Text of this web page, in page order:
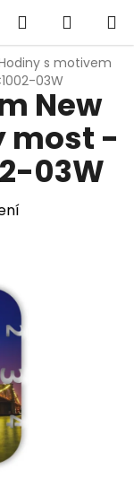
Hledat
KOŠÍK
s motivem
03W
New
most -
03W